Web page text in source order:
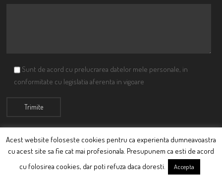
Sunt de acord cu prelucrarea datelor mele personale, in
conformitate cu legislatia aferenta in vigoare
© Ciutacu 2015 Parte a Imperiului Ciutacesc.
Acest website foloseste cookies pentru ca experienta dumneavoastra
cu acest site sa fie cat mai profesionala. Presupunem ca esti de acord
cu folosirea cookies, dar poti refuza daca doresti.
Accepta